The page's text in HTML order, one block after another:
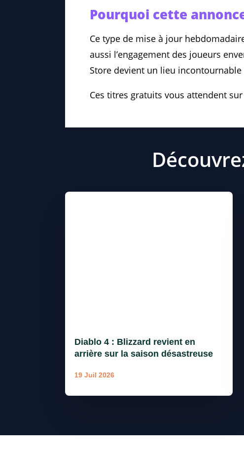
Pourquoi cette
Ce type de mise à jour
aussi l’engagement des joueurs
Store devient un lieu
Ces titres gratuits vous attendent
Diablo 4 : Blizzard revient en
arrière sur la saison désastreuse
19 Juil 2026